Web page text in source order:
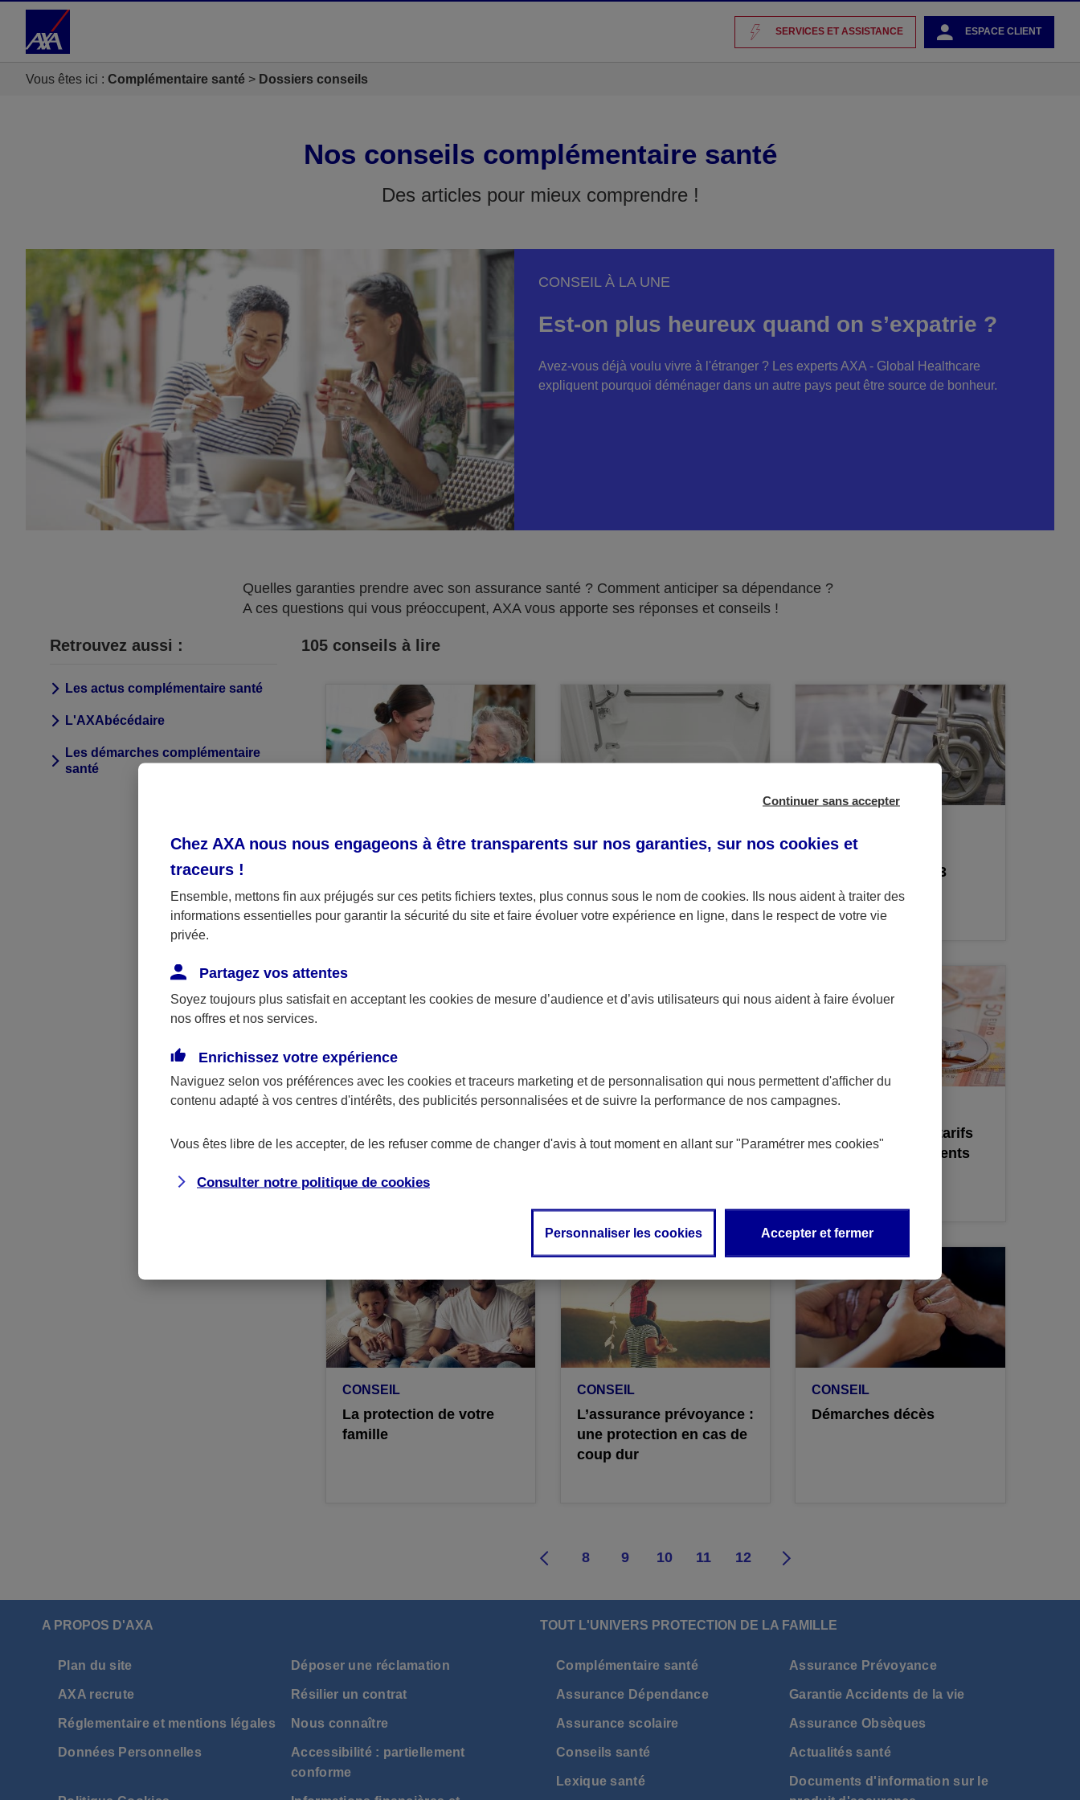
Accéder au Contenu
SERVICES ET ASSISTANCE ESPACE CLIENT
Vous êtes ici : Complémentaire santé Dossiers conseils
Nos conseils complémentaire santé
Des articles pour mieux comprendre !
CONSEIL À LA UNE
Est-on plus heureux quand on s’expatrie ?
Avez-vous déjà voulu vivre à l'étranger ? Les experts AXA - Global Healthcare
expliquent pourquoi déménager dans un autre pays peut être source de bonheur.
Quelles garanties prendre avec son assurance santé ? Comment anticiper sa dépendance ?
A ces questions qui vous préoccupent, AXA vous apporte ses réponses et conseils !
Retrouvez aussi :
Les actus complémentaire santé
L'AXAbécédaire
Les démarches complémentaire
santé
105conseils à lire
Les aides à domicile pour
dépendantes
Aménager la maison
dépendante
La garantie
hospitalisation en 3
questions
CONSEIL
2 complémentaires santé
à la fois ?
CONSEIL CONSEIL
S'informer sur les tarifs
et les remboursements
CONSEIL
La protection de votre
famille
CONSEIL
L’assurance prévoyance :
une protection en cas de
coup dur
CONSEIL
Démarches décès
7 8 9 10 11 12
A PROPOS D'AXA
Plan du site Déposer une réclamation
AXA recrute Résilier un contrat
Réglementaire et mentions légales Nous connaître
Données Personnelles
Accessibilité : partiellement
conforme
TOUT L'UNIVERS PROTECTION DE LA FAMILLE
Complémentaire santé Assurance Prévoyance
Assurance Dépendance Garantie Accidents de la vie
Assurance scolaire Assurance Obsèques
Conseils santé Actualités santé
Lexique santé
Documents d'information sur le
Continuer sans accepter
Chez AXA nous nous engageons à être transparents sur nos garanties, sur nos cookies et
traceurs !
Ensemble, mettons fin aux préjugés sur ces petits fichiers textes, plus connus sous le nom de cookies . Ils nous aident à traiter des
informations essentielles pour garantir la sécurité du site et faire évoluer votre expérience en ligne, dans le respect de votre vie
privée.
Partagez vos attentes
Soyez toujours plus satisfait en acceptant les cookies de mesure d’audience et d’avis utilisateurs qui nous aident à faire évoluer
nos offres et nos services.
Enrichissez votre expérience
Naviguez selon vos préférences avec les cookies et traceurs marketing et de personnalisation qui nous permettent d'afficher du
contenu adapté à vos centres d'intérêts, des publicités personnalisées et de suivre la performance de nos campagnes.
Vous êtes libre de les accepter, de les refuser comme de changer d'avis à tout moment en allant sur "Paramétrer mes cookies"
Consulter notre politique de cookies
Personnaliser les cookies Accepter et fermer